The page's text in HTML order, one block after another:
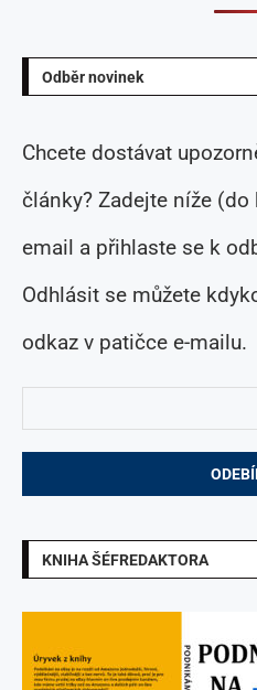
Odběr novinek
Chcete dostávat
články? Zadejte níže
email a přihlaste se k
Odhlásit se můžete
odkaz v patičce e-mailu.
KNIHA ŠÉFREDAKTORA